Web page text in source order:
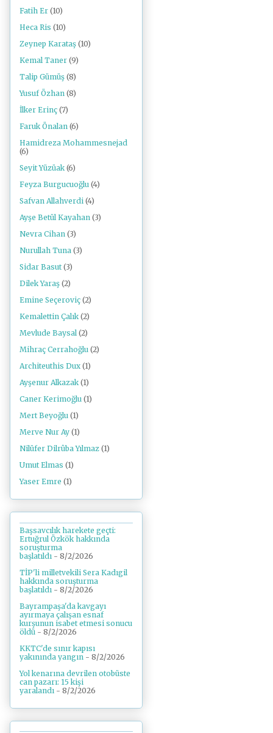
Fatih Er (10)
Heca Ris (10)
Zeynep Karataş (10)
Kemal Taner (9)
Talip Gümüş (8)
Yusuf Özhan (8)
İlker Erinç (7)
Faruk Önalan (6)
Hamidreza Mohammesnejad
(6)
Seyit Yüzüak (6)
Feyza Burgucuoğlu (4)
Safvan Allahverdi (4)
Ayşe Betül Kayahan (3)
Nevra Cihan (3)
Nurullah Tuna (3)
Sidar Basut (3)
Dilek Yaraş (2)
Emine Seçeroviç (2)
Kemalettin Çalık (2)
Mevlude Baysal (2)
Mihraç Cerrahoğlu (2)
Architeuthis Dux (1)
Ayşenur Alkazak (1)
Caner Kerimoğlu (1)
Mert Beyoğlu (1)
Merve Nur Ay (1)
Nilüfer Dilrûba Yılmaz (1)
Umut Elmas (1)
Yaser Emre (1)
Başsavcılık harekete geçti:
Ertuğrul Özkök hakkında
soruşturma
başlatıldı - 8/2/2026
TİP'li milletvekili Sera Kadıgil
hakkında soruşturma
başlatıldı - 8/2/2026
Bayrampaşa'da kavgayı
ayırmaya çalışan esnaf
kurşunun isabet etmesi sonucu
öldü - 8/2/2026
KKTC'de sınır kapısı
yakınında yangın - 8/2/2026
Yol kenarına devrilen otobüste
can pazarı: 15 kişi
yaralandı - 8/2/2026